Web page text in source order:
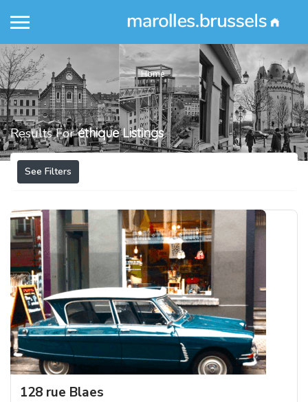
Home
Results Foréthique Listings
See Filters
128 rue Blaes